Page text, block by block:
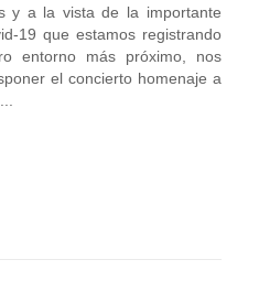
y a la vista de la importante
19 que estamos registrando
entorno más próximo, nos
el concierto homenaje a